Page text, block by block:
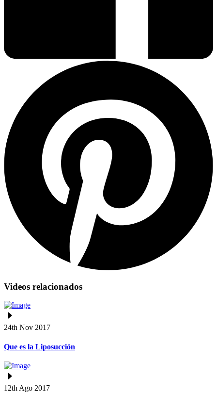
Videos relacionados
24th Nov 2017
Que es la Liposucción
12th Ago 2017